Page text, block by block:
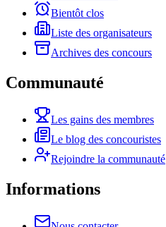
Bientôt clos
Liste des organisateurs
Archives des concours
Communauté
Les gains des membres
Le blog des concouristes
Rejoindre la communauté
Informations